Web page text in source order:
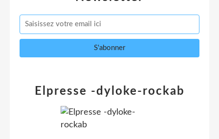
Elpresse -dyloke-rockab